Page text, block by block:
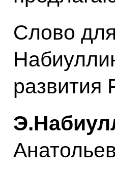
Слово
развития